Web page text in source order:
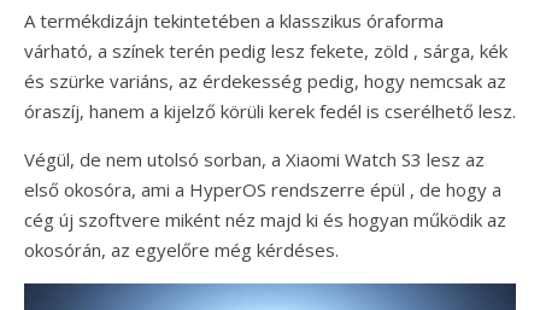
A termékdizájn tekintetében a klasszikus óraforma
várható, a színek terén pedig lesz fekete, zöld , sárga, kék
és szürke variáns, az érdekesség pedig, hogy nemcsak az
óraszíj, hanem a kijelző körüli kerek fedél is cserélhető lesz.
Végül, de nem utolsó sorban, a Xiaomi Watch S3 lesz az
első okosóra, ami a HyperOS rendszerre épül , de hogy a
cég új szoftvere miként néz majd ki és hogyan működik az
okosórán, az egyelőre még kérdéses.